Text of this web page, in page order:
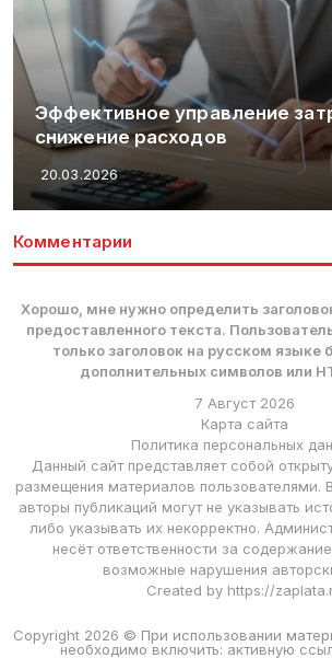
Эффективное управление
снижение расходов
20.03.2026
Комментарии
Хорошо, мне нужно определить
предоставленного текста.
только заголовок на русском языке
дополнительных символов или
7 Август 2026
Карта сайта
Политика персональных
Данный сайт представляет собой
размещения материалов пользователями.
авторы публикаций могут не указывать
либо указывать их некорректно.
несёт ответственности за
возможные нарушения
Created by https://
Copyright 2026 © При использовании
необходимо включить: активную